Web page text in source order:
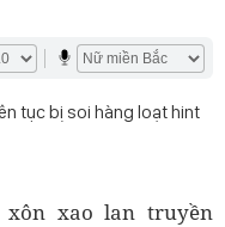
tục bị soi hàng loạt hint
xôn xao lan truyền